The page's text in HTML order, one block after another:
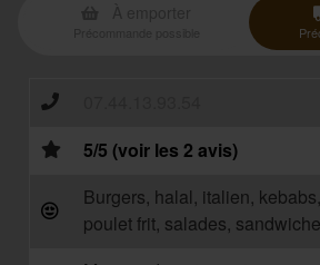
5/5 (voir les 2 avis)
Burgers, halal, italien,
poulet frit, salades,